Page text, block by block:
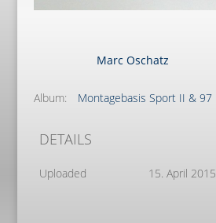
Marc Oschatz
Album: Montagebasis Sport II & 97
DETAILS
Uploaded 15. April 2015